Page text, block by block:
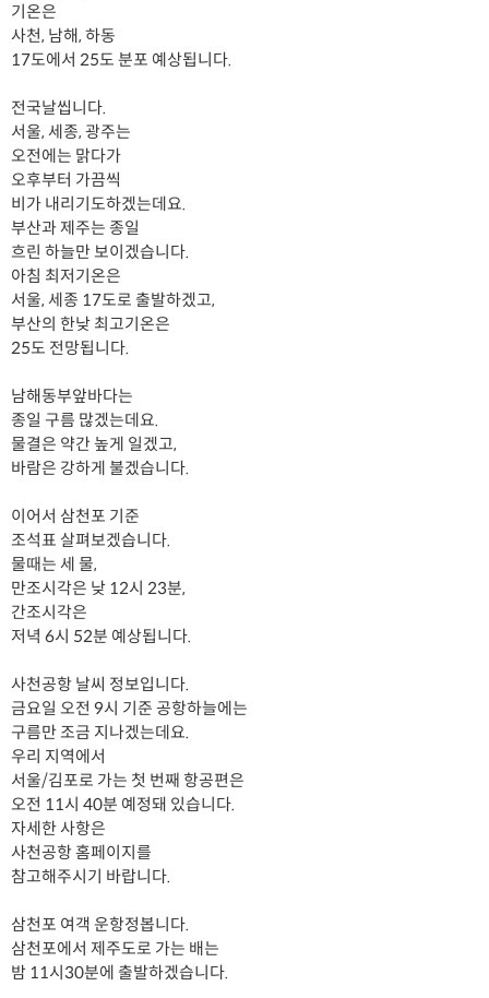
기온은
사천, 남해, 하동
17도에서 25도 분포 예상됩니다.
전국날씹니다.
서울, 세종, 광주는
오전에는 맑다가
오후부터 가끔씩
비가 내리기도하겠는데요.
부산과 제주는 종일
흐린 하늘만 보이겠습니다.
아침 최저기온은
서울, 세종 17도로 출발하겠고,
부산의 한낮 최고기온은
25도 전망됩니다.
남해동부앞바다는
종일 구름 많겠는데요.
물결은 약간 높게 일겠고,
바람은 강하게 불겠습니다.
이어서 삼천포 기준
조석표 살펴보겠습니다.
물때는 세 물,
만조시각은 낮 12시 23분,
간조시각은
저녁 6시 52분 예상됩니다.
사천공항 날씨 정보입니다.
금요일 오전 9시 기준 공항하늘에는
구름만 조금 지나겠는데요.
우리 지역에서
서울/김포로 가는 첫 번째 항공편은
오전 11시 40분 예정돼 있습니다.
자세한 사항은
사천공항 홈페이지를
참고해주시기 바랍니다.
삼천포 여객 운항정봅니다.
삼천포에서 제주도로 가는 배는
밤 11시30분에 출발하겠습니다.